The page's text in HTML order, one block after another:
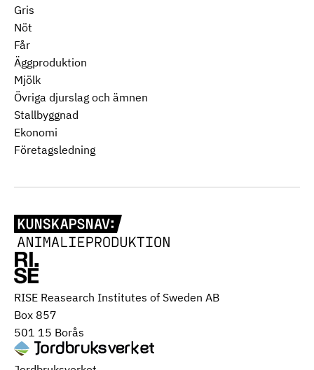
RISE Reasearch Institutes of Sweden AB
Box 857
501 15 Borås
Gris
Nöt
Får
Äggproduktion
Mjölk
Övriga djurslag och ämnen
Stallbyggnad
Ekonomi
Företagsledning